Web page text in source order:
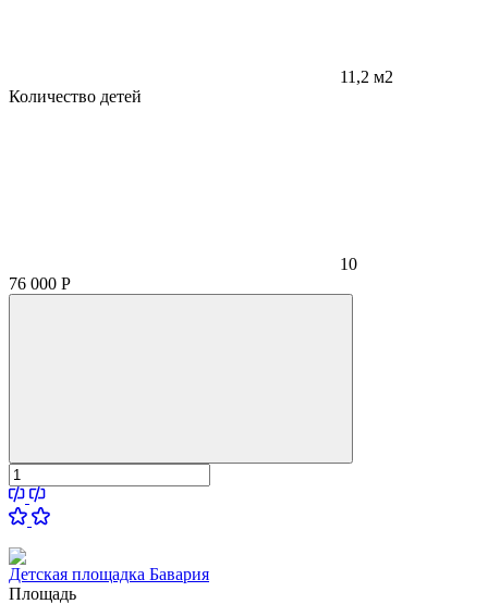
11,2 м2
Количество детей
10
76 000 Р
Детская площадка Бавария
Площадь